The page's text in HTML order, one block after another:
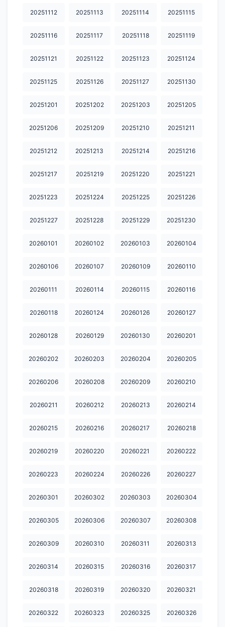
20251112 20251113 20251114 20251115
20251116 20251117 20251118 20251119
20251121 20251122 20251123 20251124
20251125 20251126 20251127 20251130
20251201 20251202 20251203 20251205
20251206 20251209 20251210 20251211
20251212 20251213 20251214 20251216
20251217 20251219 20251220 20251221
20251223 20251224 20251225 20251226
20251227 20251228 20251229 20251230
20260101 20260102 20260103 20260104
20260106 20260107 20260109 20260110
20260111 20260114 20260115 20260116
20260118 20260124 20260126 20260127
20260128 20260129 20260130 20260201
20260202 20260203 20260204 20260205
20260206 20260208 20260209 20260210
20260211 20260212 20260213 20260214
20260215 20260216 20260217 20260218
20260219 20260220 20260221 20260222
20260223 20260224 20260226 20260227
20260301 20260302 20260303 20260304
20260305 20260306 20260307 20260308
20260309 20260310 20260311 20260313
20260314 20260315 20260316 20260317
20260318 20260319 20260320 20260321
20260322 20260323 20260325 20260326